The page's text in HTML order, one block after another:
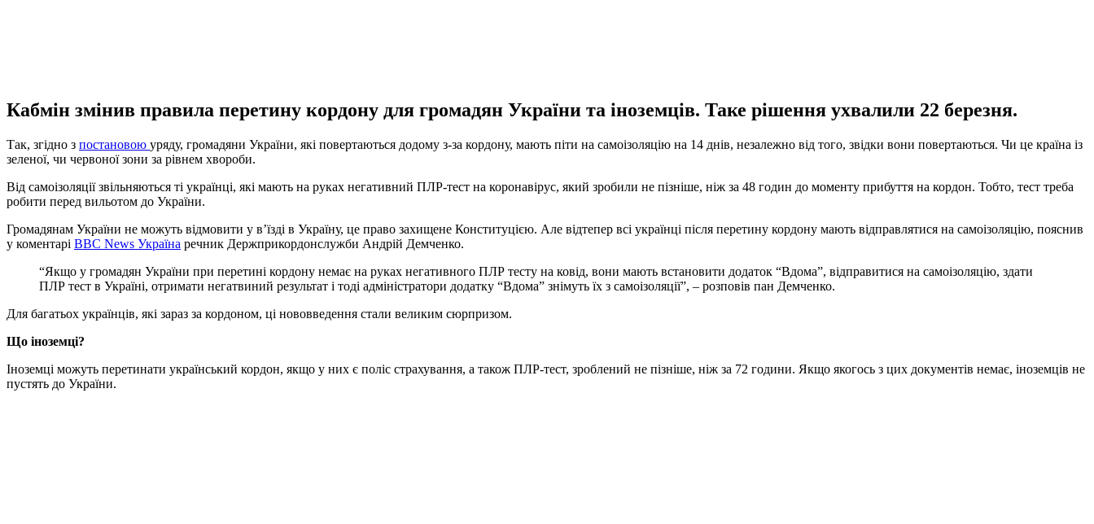
Кабмін змінив правила перетину кордону для громадян України та іноземців. Таке рішення ухвалили 22 березня.
Так, згідно з постановою уряду, громадяни України, які повертаються додому з-за кордону, мають піти на самоізоляцію на 14 днів, незалежно від того, звідки вони повертаються. Чи це країна із
зеленої, чи червоної зони за рівнем хвороби.
Від самоізоляції звільняються ті українці, які мають на руках негативний ПЛР-тест на коронавірус, який зробили не пізніше, ніж за 48 годин до моменту прибуття на кордон. Тобто, тест треба
робити перед вильотом до України.
Громадянам України не можуть відмовити у в’їзді в Україну, це право захищене Конституцією. Але відтепер всі українці після перетину кордону мають відправлятися на самоізоляцію, пояснив
у коментарі ВВС News Україна речник Держприкордонслужби Андрій Демченко.
“Якщо у громадян України при перетині кордону немає на руках негативного ПЛР тесту на ковід, вони мають встановити додаток “Вдома”, відправитися на самоізоляцію, здати
ПЛР тест в Україні, отримати негатвиний результат і тоді адміністратори додатку “Вдома” знімуть їх з самоізоляції”, – розповів пан Демченко.
Для багатьох українців, які зараз за кордоном, ці нововведення стали великим сюрпризом.
Що іноземці?
Іноземці можуть перетинати український кордон, якщо у них є поліс страхування, а також ПЛР-тест, зроблений не пізніше, ніж за 72 години. Якщо якогось з цих документів немає, іноземців не
пустять до України.